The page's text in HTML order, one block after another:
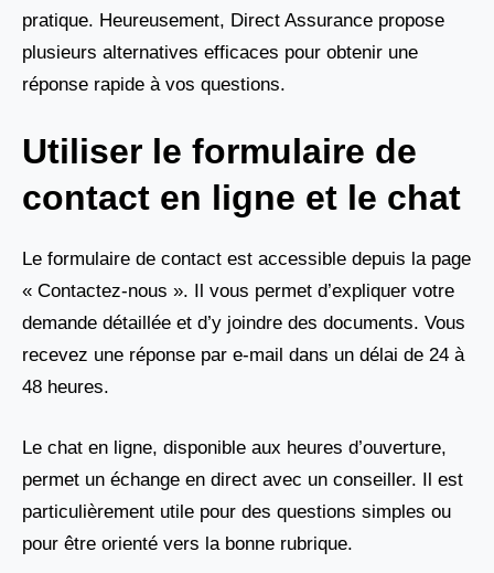
pratique. Heureusement, Direct Assurance propose
plusieurs alternatives efficaces pour obtenir une
réponse rapide à vos questions.
Utiliser le formulaire de
contact en ligne et le chat
Le formulaire de contact est accessible depuis la page
« Contactez-nous ». Il vous permet d’expliquer votre
demande détaillée et d’y joindre des documents. Vous
recevez une réponse par e-mail dans un délai de 24 à
48 heures.
Le chat en ligne, disponible aux heures d’ouverture,
permet un échange en direct avec un conseiller. Il est
particulièrement utile pour des questions simples ou
pour être orienté vers la bonne rubrique.